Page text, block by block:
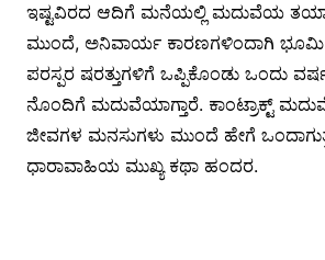
ಇಷ್ಟವಿರದ ಆದಿಗೆ ಮನೆಯಲ್ಲಿ ಮದುವೆಯ ತಯಾರಿ
ಮುಂದೆ, ಅನಿವಾರ್ಯ ಕಾರಣಗಳಿಂದಾಗಿ ಭೂಮಿ
ಪರಸ್ಪರ ಷರತ್ತುಗಳಿಗೆ ಒಪ್ಪಿಕೊಂಡು ಒಂದು
ನೊಂದಿಗೆ ಮದುವೆಯಾಗ್ತಾರೆ. ಕಾಂಟ್ರಾಕ್ಟ್
ಜೀವಗಳ ಮನಸುಗಳು ಮುಂದೆ ಹೇಗೆ
ಧಾರಾವಾಹಿಯ ಮುಖ್ಯ ಕಥಾ ಹಂದರ.